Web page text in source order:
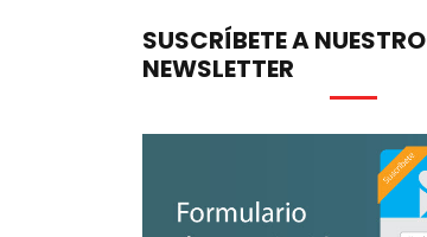
SUSCRÍBETE A NUESTRO
NEWSLETTER